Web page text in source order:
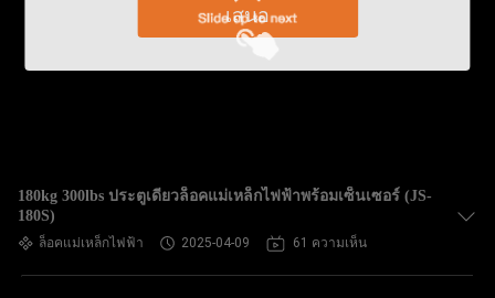
เสนอ
180kg 300lbs ประตูเดียวล็อคแม่เหล็กไฟฟ้าพร้อมเซ็นเซอร์ (JS-
180S)
ล็อคแม่เหล็กไฟฟ้า 2025-04-09 61 ความเห็น